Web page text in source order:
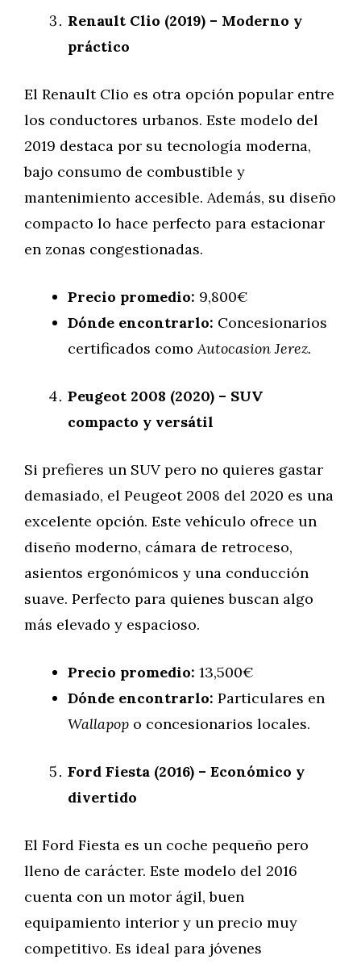
Renault Clio (2019) – Moderno y
práctico
El Renault Clio es otra opción popular entre
los conductores urbanos. Este modelo del
2019 destaca por su tecnología moderna,
bajo consumo de combustible y
mantenimiento accesible. Además, su diseño
compacto lo hace perfecto para estacionar
en zonas congestionadas.
Precio promedio: 9,800€
Dónde encontrarlo: Concesionarios
certificados comoAutocasion Jerez.
Peugeot 2008 (2020) – SUV
compacto y versátil
Si prefieres un SUV pero no quieres gastar
demasiado, el Peugeot 2008 del 2020 es una
excelente opción. Este vehículo ofrece un
diseño moderno, cámara de retroceso,
asientos ergonómicos y una conducción
suave. Perfecto para quienes buscan algo
más elevado y espacioso.
Precio promedio: 13,500€
Dónde encontrarlo: Particulares en
Wallapop o concesionarios locales.
Ford Fiesta (2016) – Económico y
divertido
El Ford Fiesta es un coche pequeño pero
lleno de carácter. Este modelo del 2016
cuenta con un motor ágil, buen
equipamiento interior y un precio muy
competitivo. Es ideal para jóvenes